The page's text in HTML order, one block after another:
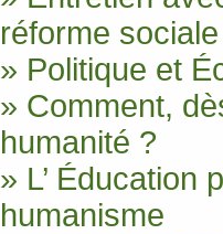
réforme
» Politique et
» Comment,
humanité ?
» L’ Éducation
humanisme